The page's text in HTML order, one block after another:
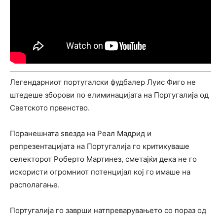
Легендарниот португалски фудбалер Луис Фиго не
штедеше зборови по елиминацијата на Португалија од
Светското првенство.
Поранешната ѕвезда на Реал Мадрид и
репрезентацијата на Португалија го критикуваше
селекторот Роберто Мартинез, сметајќи дека не го
искористи огромниот потенцијал кој го имаше на
располагање.
Португалија го заврши натпреварувањето со пораз од